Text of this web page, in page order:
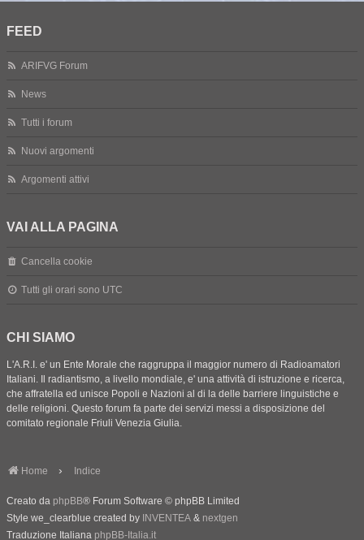
FEED
ARIFVG Forum
News
Tutti i forum
Nuovi argomenti
Argomenti attivi
VAI ALLA PAGINA
Cancella cookie
Tutti gli orari sono UTC
CHI SIAMO
L'A.R.I. e' un Ente Morale che raggruppa il maggior numero di Radioamatori
Italiani. Il radiantismo, a livello mondiale, e' una attività di istruzione e ricerca,
che affratella ed unisce Popoli e Nazioni al di la delle barriere linguistiche e
delle religioni. Questo forum fa parte dei servizi messi a disposizione del
comitato regionale Friuli Venezia Giulia.
Home Indice
Creato da phpBB® Forum Software © phpBB Limited
Style we_clearblue created by INVENTEA & nextgen
Traduzione Italiana phpBB-Italia.it